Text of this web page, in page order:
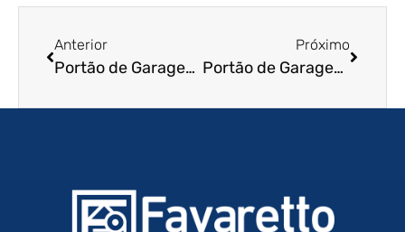
Anterior
Portão de Garagem de Enrolar em Tupã – SP
Próximo
Portão de Garagem de Enrolar em Uberaba – MG